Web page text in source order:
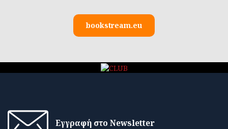
bookstream.eu
Εγγραφή στο Newsletter